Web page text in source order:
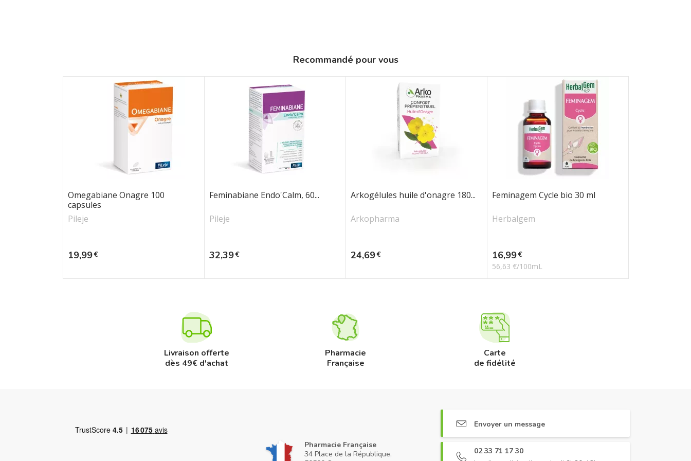
Recommandé pour vous
Omegabiane Onagre 100
capsules
Pileje
Prix
19,99€
Feminabiane Endo'Calm, 60...
Pileje
Prix
32,39€
Arkogélules huile d'onagre 180...
Arkopharma
Prix
24,69€
Feminagem Cycle bio 30 ml
Herbalgem
Prix
16,99€
56,63 €/100mL
Livraison offerte
dès 49€ d'achat
Pharmacie
Française
Carte
de fidélité
Pharmacie Française
34 Place de la République,
Envoyer un message
02 33 71 17 30